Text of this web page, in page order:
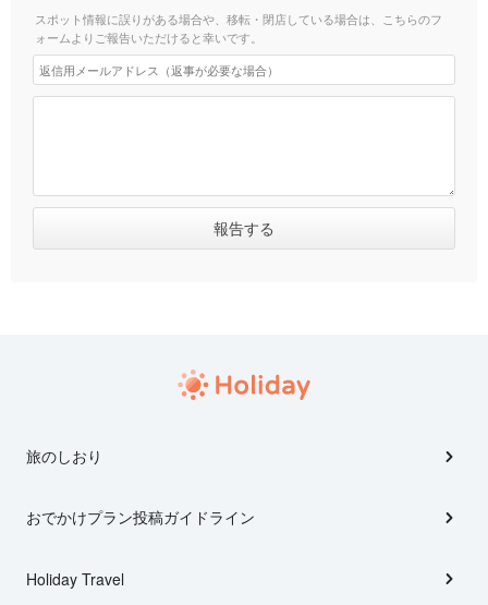
スポット情報に誤りがある場合や、移転・閉店している場合は、こちらのフ
ォームよりご報告いただけると幸いです。
旅のしおり
おでかけプラン投稿ガイドライン
Holiday Travel